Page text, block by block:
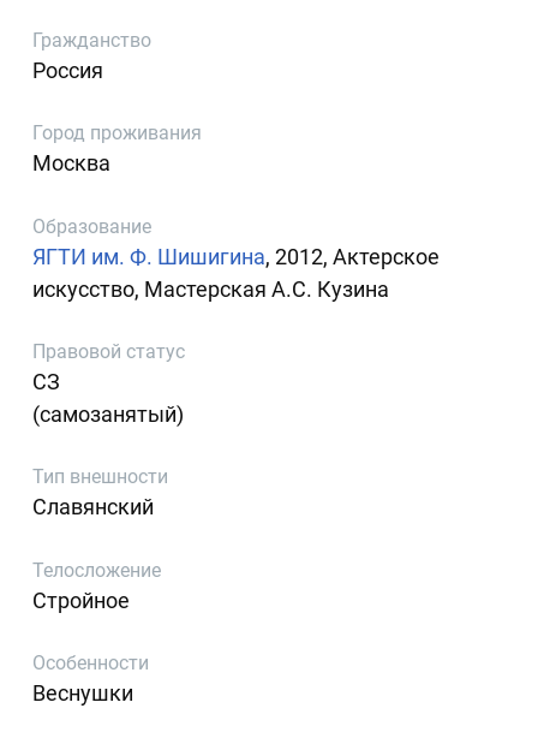
Гражданство
Россия
Город проживания
Москва
Образование
ЯГТИ им. Ф. Шишигина, 2012, Актерское
искусство, Мастерская А.С. Кузина
Правовой статус
СЗ
(самозанятый)
Тип внешности
Славянский
Телосложение
Стройное
Особенности
Веснушки